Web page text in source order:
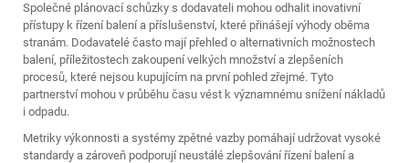
Společné plánovací schůzky s dodavateli mohou odhalit inovativní
přístupy k řízení balení a příslušenství, které přinášejí výhody oběma
stranám. Dodavatelé často mají přehled o alternativních možnostech
balení, příležitostech zakoupení velkých množství a zlepšeních
procesů, které nejsou kupujícím na první pohled zřejmé. Tyto
partnerství mohou v průběhu času vést k významnému snížení nákladů
i odpadu.
Metriky výkonnosti a systémy zpětné vazby pomáhají udržovat vysoké
standardy a zároveň podporují neustálé zlepšování řízení balení a